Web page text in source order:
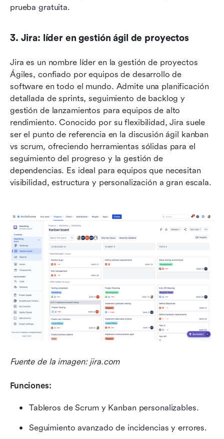
prueba gratuita.
3. Jira: líder en gestión ágil de proyectos
Jira es un nombre líder en la gestión de proyectos
Ágiles, confiado por equipos de desarrollo de
software en todo el mundo. Admite una planificación
detallada de sprints, seguimiento de backlog y
gestión de lanzamientos para equipos de alto
rendimiento. Conocido por su flexibilidad, Jira suele
ser el punto de referencia en la discusión ágil kanban
vs scrum, ofreciendo herramientas sólidas para el
seguimiento del progreso y la gestión de
dependencias. Es ideal para equipos que necesitan
visibilidad, estructura y personalización a gran escala.
Fuente de la imagen: jira.com
Funciones:
Tableros de Scrum y Kanban personalizables.
Seguimiento avanzado de incidencias y errores.